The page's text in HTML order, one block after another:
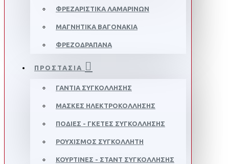
ΦΡΕΖΑΡΙΣΤΙΚΑ ΛΑΜΑΡΙΝΩΝ
ΜΑΓΝΗΤΙΚΑ ΒΑΓΟΝΑΚΙΑ
ΦΡΕΖΟΔΡΑΠΑΝΑ
ΠΡΟΣΤΑΣΙΑ
ΓΑΝΤΙΑ ΣΥΓΚΟΛΛΗΣΗΣ
ΜΑΣΚΕΣ ΗΛΕΚΤΡΟΚΟΛΛΗΣΗΣ
ΠΟΔΙΕΣ - ΓΚΕΤΕΣ ΣΥΓΚΟΛΛΗΣΗΣ
ΡΟΥΧΙΣΜΟΣ ΣΥΓΚΟΛΛΗΤΗ
ΚΟΥΡΤΙΝΕΣ - ΣΤΑΝΤ ΣΥΓΚΟΛΛΗΣΗΣ